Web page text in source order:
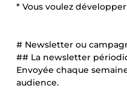
* Vous voulez
# Newsletter ou
## La newsletter
Envoyée chaque
audience.